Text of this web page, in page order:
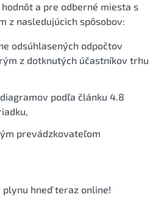
a pre odberné miesta s
z nasledujúcich spôsobov:
odsúhlasených odpočtov
z dotknutých účastníkov trhu
podľa článku 4.8
prevádzkovateľom
plynu hneď teraz online!